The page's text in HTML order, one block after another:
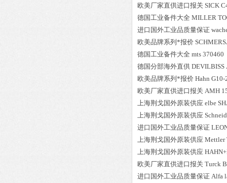
欧美厂家直供进口报关 SICK
德国工业备件大全 MILLER
进口国外工业品质量保证
欧美品牌系列*报价
德国工业备件大全 mts 370460
德国分部海外直供 DEVILBISS
欧美品牌系列*报价 Hahn G10-
欧美厂家直供进口报关 AMH
上海荆戈国外原装供应 elbe
上海荆戈国外原装供应
进口国外工业品质量保证
上海荆戈国外原装供应 Mettler
上海荆戈国外原装供应
欧美厂家直供进口报关 Turck
进口国外工业品质量保证 Alfa